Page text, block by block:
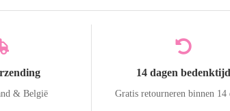
& België
14 dagen bedenktijd
Gratis retourneren binnen 14